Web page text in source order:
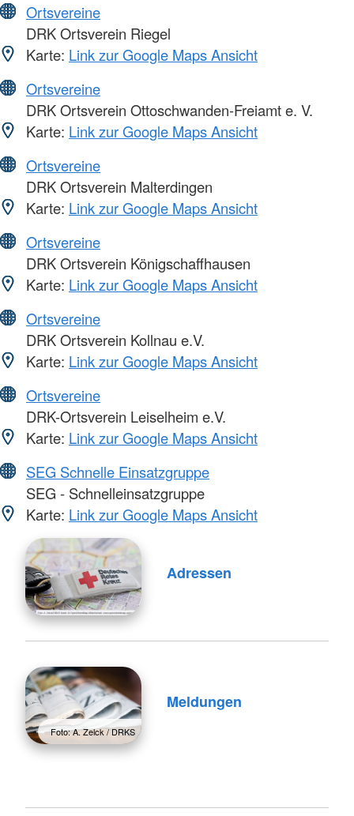
Ortsvereine
DRK Ortsverein Riegel
Karte: Link zur Google Maps Ansicht
Ortsvereine
DRK Ortsverein Ottoschwanden-Freiamt e. V.
Karte: Link zur Google Maps Ansicht
Ortsvereine
DRK Ortsverein Malterdingen
Karte: Link zur Google Maps Ansicht
Ortsvereine
DRK Ortsverein Königschaffhausen
Karte: Link zur Google Maps Ansicht
Ortsvereine
DRK Ortsverein Kollnau e.V.
Karte: Link zur Google Maps Ansicht
Ortsvereine
DRK-Ortsverein Leiselheim e.V.
Karte: Link zur Google Maps Ansicht
SEG Schnelle Einsatzgruppe
SEG - Schnelleinsatzgruppe
Karte: Link zur Google Maps Ansicht
Adressen
Foto: A. Zelck / DRKS
Meldungen